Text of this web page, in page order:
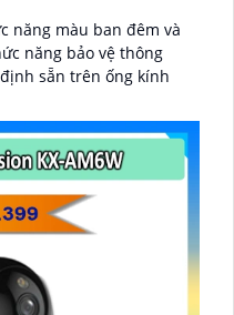
năng màu ban đêm và
sẵn trên ống kính